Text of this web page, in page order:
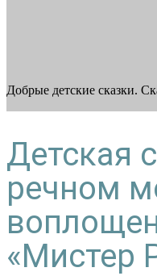
Добрые детские сказки.
Детская
речном
«Мистер